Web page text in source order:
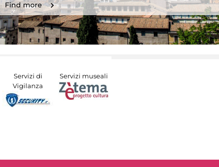
Find more
Servizi di
Vigilanza
Servizi museali